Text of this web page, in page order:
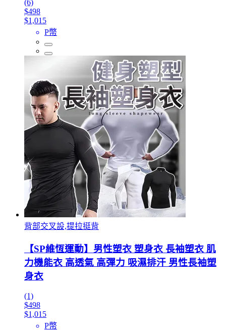
(6)
$498
$1,015
P幣
背部交叉設,提拉挺背
【SP維恆運動】男性塑衣 塑身衣 長袖塑衣 肌
力機能衣 高透氣 高彈力 吸濕排汗 男性長袖塑
身衣
(1)
$498
$1,015
P幣